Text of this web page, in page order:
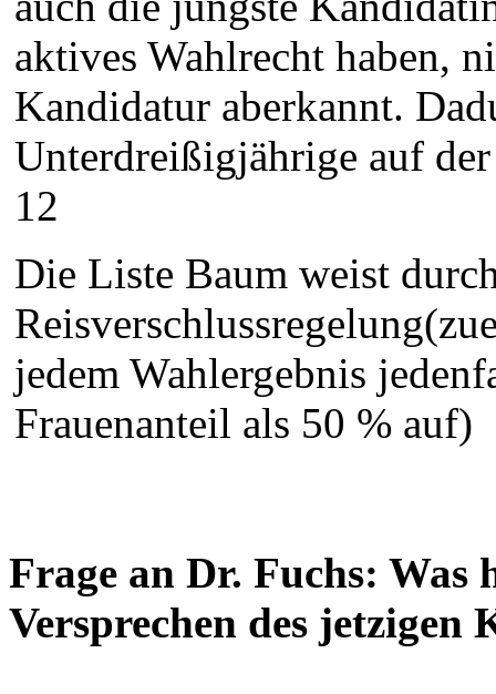
aktives Wahlrecht haben,
Kandidatur aberkannt.
Unterdreißigjährige auf
12
Die Liste Baum weist
jedem Wahlergebnis
Frauenanteil als 50 % auf)
Frage an Dr. Fuchs: Was
Versprechen des jetzigen